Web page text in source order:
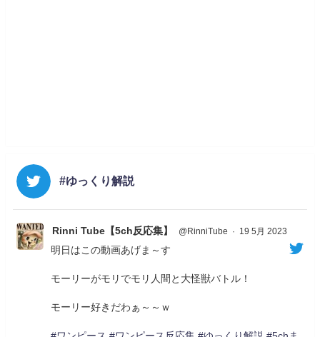
#ゆっくり解説
Rinni Tube【5ch反応集】 @RinniTube · 19 5月 2023
明日はこの動画あげま～す
モーリーがモリでモリ人間と大怪獣バトル！
モーリー好きだわぁ～～ｗ